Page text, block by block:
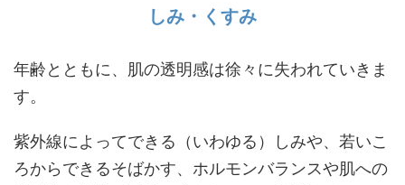
しみ・くすみ
年齢とともに、肌の透明感は徐々に失われていきま
す。
紫外線によってできる（いわゆる）しみや、若いこ
ろからできるそばかす、ホルモンバランスや肌への